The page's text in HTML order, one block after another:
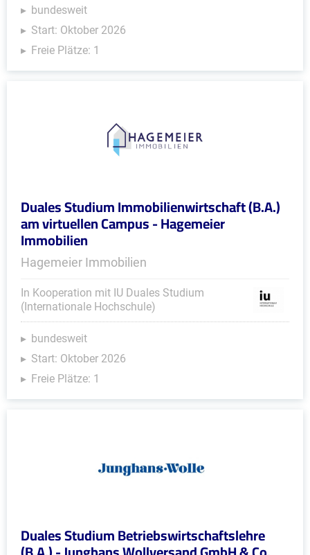
bundesweit
Start: Oktober 2026
Freie Plätze: 1
Duales Studium Immobilienwirtschaft (B.A.)
am virtuellen Campus - Hagemeier
Immobilien
Hagemeier Immobilien
In Kooperation mit IU Duales Studium
(Internationale Hochschule)
bundesweit
Start: Oktober 2026
Freie Plätze: 1
Duales Studium Betriebswirtschaftslehre